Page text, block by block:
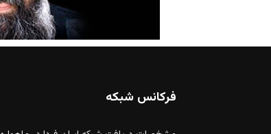
فرکانس شبکه